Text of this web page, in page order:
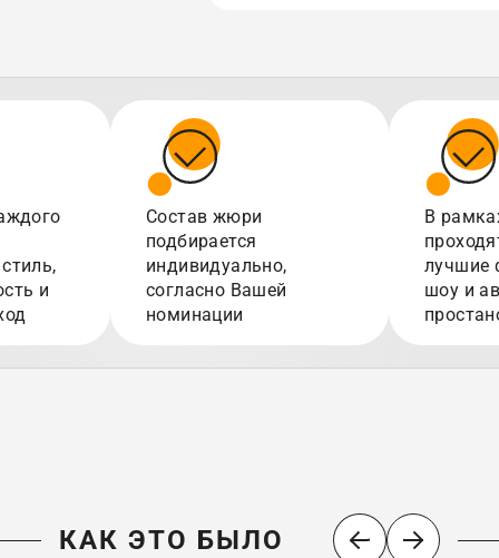
и
Состав жюри
подбирается
индивидуально,
согласно Вашей
номинации
В
лучшие
шоу и
КАК ЭТО БЫЛО